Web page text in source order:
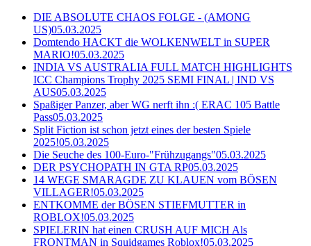
DIE ABSOLUTE CHAOS FOLGE - (AMONG
US)05.03.2025
Domtendo HACKT die WOLKENWELT in SUPER
MARIO!05.03.2025
INDIA VS AUSTRALIA FULL MATCH HIGHLIGHTS
ICC Champions Trophy 2025 SEMI FINAL | IND VS
AUS05.03.2025
Spaßiger Panzer, aber WG nerft ihn :( ERAC 105 Battle
Pass05.03.2025
Split Fiction ist schon jetzt eines der besten Spiele
2025!05.03.2025
Die Seuche des 100-Euro-"Frühzugangs"05.03.2025
DER PSYCHOPATH IN GTA RP05.03.2025
14 WEGE SMARAGDE ZU KLAUEN vom BÖSEN
VILLAGER!05.03.2025
ENTKOMME der BÖSEN STIEFMUTTER in
ROBLOX!05.03.2025
SPIELERIN hat einen CRUSH AUF MICH Als
FRONTMAN in Squidgames Roblox!05.03.2025